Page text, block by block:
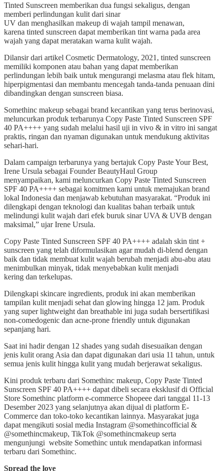
Tinted Sunscreen memberikan dua fungsi sekaligus, dengan
memberi perlindungan kulit dari sinar
UV dan menghasilkan makeup di wajah tampil menawan,
karena tinted sunscreen dapat memberikan tint warna pada area
wajah yang dapat meratakan warna kulit wajah.
Dilansir dari artikel Cosmetic Dermatology, 2021, tinted sunscreen
memiliki komponen atau bahan yang dapat memberikan
perlindungan lebih baik untuk mengurangi melasma atau flek hitam,
hiperpigmentasi dan membantu mencegah tanda-tanda penuaan dini
dibandingkan dengan sunscreen biasa.
Somethinc makeup sebagai brand kecantikan yang terus berinovasi,
meluncurkan produk terbarunya Copy Paste Tinted Sunscreen SPF
40 PA++++ yang sudah melalui hasil uji in vivo & in vitro ini sangat
praktis, ringan dan nyaman digunakan untuk mendukung aktivitas
sehari-hari.
Dalam campaign terbarunya yang bertajuk Copy Paste Your Best,
Irene Ursula sebagai Founder BeautyHaul Group
menyampaikan, kami meluncurkan Copy Paste Tinted Sunscreen
SPF 40 PA++++ sebagai komitmen kami untuk memajukan brand
lokal Indonesia dan menjawab kebutuhan masyarakat. “Produk ini
dilengkapi dengan teknologi dan kualitas bahan terbaik untuk
melindungi kulit wajah dari efek buruk sinar UVA & UVB dengan
maksimal,” ujar Irene Ursula.
Copy Paste Tinted Sunscreen SPF 40 PA++++ adalah skin tint +
sunscreen yang telah diformulasikan agar mudah di-blend dengan
baik dan tidak membuat kulit wajah berubah menjadi abu-abu atau
menimbulkan minyak, tidak menyebabkan kulit menjadi
kering dan terkelupas.
Dilengkapi skincare ingredients, produk ini akan memberikan
tampilan kulit menjadi sehat dan glowing hingga 12 jam. Produk
yang super lightweight dan breathable ini juga sudah bersertifikasi
non-comedogenic dan acne-prone friendly untuk digunakan
sepanjang hari.
Saat ini hadir dengan 12 shades yang sudah disesuaikan dengan
jenis kulit orang Asia dan dapat digunakan dari usia 11 tahun, untuk
semua jenis kulit hingga kulit yang mudah berjerawat sekaligus.
Kini produk terbaru dari Somethinc makeup, Copy Paste Tinted
Sunscreen SPF 40 PA++++ dapat dibeli secara eksklusif di Official
Store Somethinc platform e-commerce Shopeee dari tanggal 11-13
Desember 2023 yang selanjutnya akan dijual di platform E-
Commerce dan toko-toko kecantikan lainnya. Masyarakat juga
dapat mengikuti sosial media Instagram @somethincofficial &
@somethincmakeup, TikTok @somethincmakeup serta
mengunjungi website Somethinc untuk mendapatkan informasi
terbaru dari Somethinc.
Spread the love